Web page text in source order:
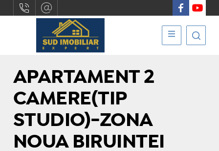
APARTAMENT 2
CAMERE(TIP
STUDIO)-ZONA
NOUA BIRUINTEI